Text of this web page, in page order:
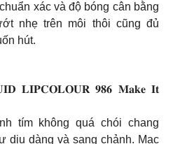
xác và độ bóng cân bằng
nhẹ trên môi thôi cũng đủ
hút.
𝐋𝐈𝐏𝐂𝐎𝐋𝐎𝐔𝐑 𝟗𝟖𝟔 𝐌𝐚𝐤𝐞 𝐈𝐭
tím không quá chói chang
dịu dàng và sang chảnh. Mac